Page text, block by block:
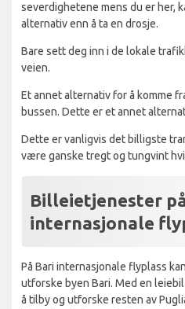
severdighetene mens du er her,
alternativ enn å ta en drosje.
Bare sett deg inn i de lokale
veien.
Et annet alternativ for å komme
bussen. Dette er et annet
Dette er vanligvis det billigste
være ganske tregt og tungvint
Billeietjenester
internasjonale
På Bari internasjonale flyplass
utforske byen Bari. Med en
å tilby og utforske resten av